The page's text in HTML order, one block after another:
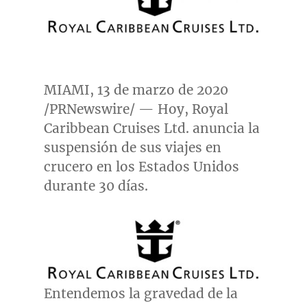
MIAMI, 13 de marzo de 2020
/PRNewswire/ — Hoy, Royal
Caribbean Cruises Ltd. anuncia la
suspensión de sus viajes en
crucero en los Estados Unidos
durante 30 días.
Entendemos la gravedad de la